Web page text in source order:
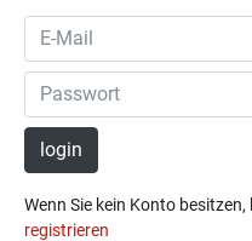
login
Wenn Sie kein Konto
registrieren